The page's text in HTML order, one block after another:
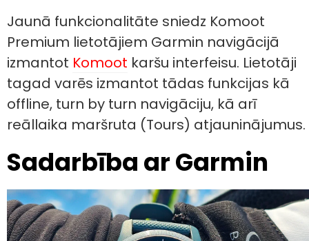
Jaunā funkcionalitāte sniedz Komoot
Premium lietotājiem Garmin navigācijā
izmantot Komoot karšu interfeisu. Lietotāji
tagad varēs izmantot tādas funkcijas kā
offline, turn by turn navigāciju, kā arī
reāllaika maršruta (Tours) atjauninājumus.
Sadarbība ar Garmin